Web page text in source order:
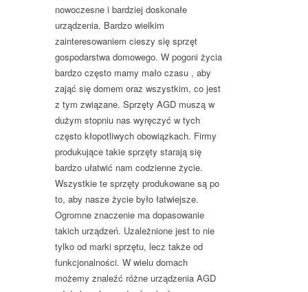
nowoczesne i bardziej doskonałe
urządzenia. Bardzo wielkim
zainteresowaniem cieszy się sprzęt
gospodarstwa domowego. W pogoni życia
bardzo często mamy mało czasu , aby
zająć się domem oraz wszystkim, co jest
z tym związane. Sprzęty AGD muszą w
dużym stopniu nas wyręczyć w tych
często kłopotliwych obowiązkach. Firmy
produkujące takie sprzęty starają się
bardzo ułatwić nam codzienne życie.
Wszystkie te sprzęty produkowane są po
to, aby nasze życie było łatwiejsze.
Ogromne znaczenie ma dopasowanie
takich urządzeń. Uzależnione jest to nie
tylko od marki sprzętu, lecz także od
funkcjonalności. W wielu domach
możemy znaleźć różne urządzenia AGD